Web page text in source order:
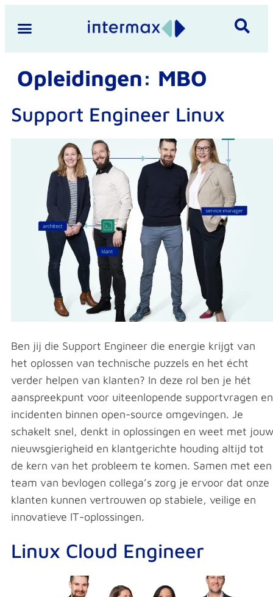
Opleidingen: MBO
Support Engineer Linux
Ben jij die Support Engineer die energie krijgt van
het oplossen van technische puzzels en het écht
verder helpen van klanten? In deze rol ben je hét
aanspreekpunt voor uiteenlopende supportvragen en
incidenten binnen open-source omgevingen. Je
schakelt snel, denkt in oplossingen en weet met jouw
nieuwsgierigheid en klantgerichte houding altijd tot
de kern van het probleem te komen. Samen met een
team van bevlogen collega’s zorg je ervoor dat onze
klanten kunnen vertrouwen op stabiele, veilige en
innovatieve IT-oplossingen.
Linux Cloud Engineer